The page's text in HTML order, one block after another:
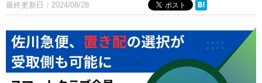
最終更新日： 2024/08/28